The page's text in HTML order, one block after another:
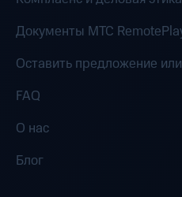
Документы MTC
Оставить предложение
FAQ
О нас
Блог